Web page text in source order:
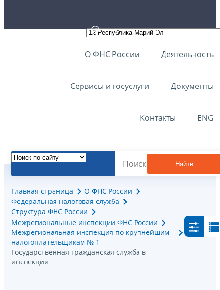
О ФНС России Деятельность
Сервисы и госуслуги Документы
Контакты ENG
Найти
Главная страница
О ФНС России
Федеральная налоговая служба
Структура ФНС России
Межрегиональные инспекции ФНС России
Межрегиональная инспекция по крупнейшим
налогоплательщикам № 1
Государственная гражданская служба в
инспекции